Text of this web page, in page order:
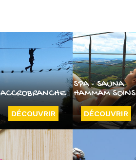
ACCROBRANCHE
DÉCOUVRIR
SPA - SAUNA
HAMMAM SOINS
DÉCOUVRIR